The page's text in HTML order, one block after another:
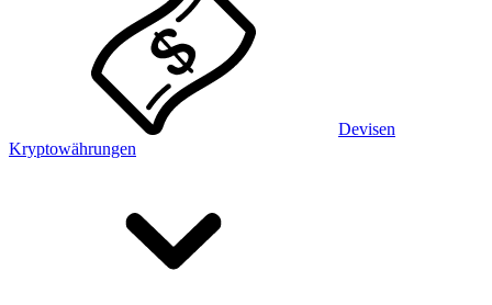
Devisen
Kryptowährungen